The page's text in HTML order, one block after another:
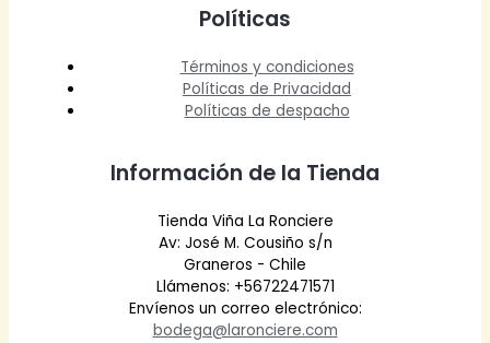
Políticas
Términos y condiciones
Políticas de Privacidad
Políticas de despacho
Información de la Tienda
Tienda Viña La Ronciere
Av: José M. Cousiño s/n
Graneros - Chile
Llámenos: +56722471571
Envíenos un correo electrónico:
bodega@laronciere.com